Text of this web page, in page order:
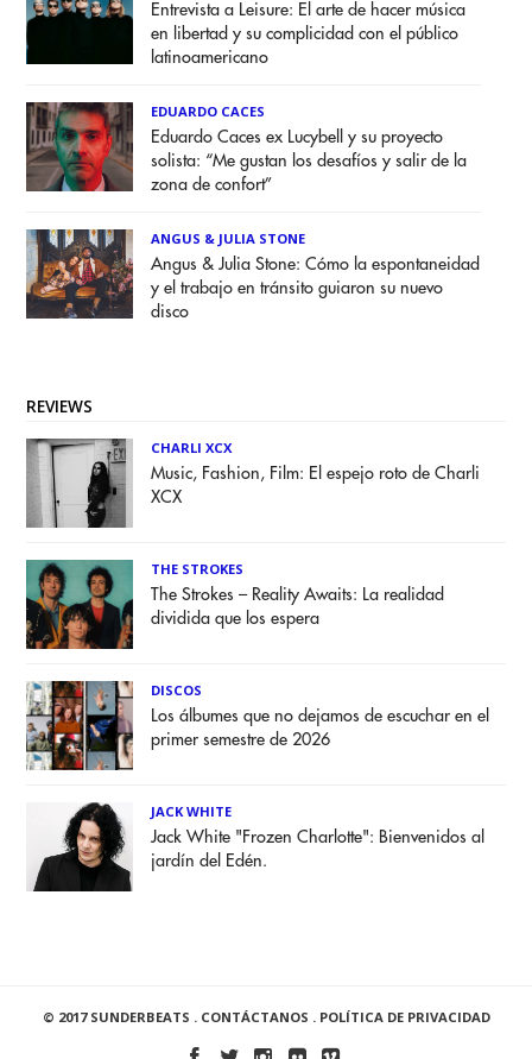
Entrevista a Leisure: El arte de hacer música
en libertad y su complicidad con el público
latinoamericano
EDUARDO CACES
Eduardo Caces ex Lucybell y su proyecto
solista: “Me gustan los desafíos y salir de la
zona de confort”
ANGUS & JULIA STONE
Angus & Julia Stone: Cómo la espontaneidad
y el trabajo en tránsito guiaron su nuevo
disco
REVIEWS
CHARLI XCX
Music, Fashion, Film: El espejo roto de Charli
XCX
THE STROKES
The Strokes – Reality Awaits: La realidad
dividida que los espera
DISCOS
Los álbumes que no dejamos de escuchar en el
primer semestre de 2026
JACK WHITE
Jack White "Frozen Charlotte": Bienvenidos al
jardín del Edén.
© 2017 SUNDERBEATS . CONTÁCTANOS . POLÍTICA DE PRIVACIDAD